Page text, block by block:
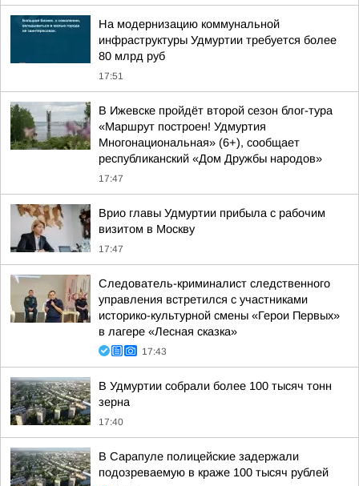
На модернизацию коммунальной
инфраструктуры Удмуртии требуется более
80 млрд руб
17:51
В Ижевске пройдёт второй сезон блог-тура
«Маршрут построен! Удмуртия
Многонациональная» (6+), сообщает
республиканский «Дом Дружбы народов»
17:47
Врио главы Удмуртии прибыла с рабочим
визитом в Москву
17:47
Следователь-криминалист следственного
управления встретился с участниками
историко-культурной смены «Герои Первых»
в лагере «Лесная сказка»
17:43
В Удмуртии собрали более 100 тысяч тонн
зерна
17:40
В Сарапуле полицейские задержали
подозреваемую в краже 100 тысяч рублей